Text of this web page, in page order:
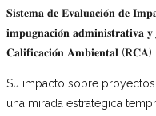
𝐒𝐢𝐬𝐭𝐞𝐦𝐚 𝐝𝐞 𝐄𝐯𝐚𝐥𝐮𝐚𝐜𝐢𝐨́𝐧 𝐝𝐞
𝐢𝐦𝐩𝐮𝐠𝐧𝐚𝐜𝐢𝐨́𝐧 𝐚𝐝𝐦𝐢𝐧𝐢𝐬𝐭𝐫𝐚𝐭𝐢𝐯𝐚 𝐲
𝐂𝐚𝐥𝐢𝐟𝐢𝐜𝐚𝐜𝐢𝐨́𝐧 𝐀𝐦𝐛𝐢𝐞𝐧𝐭𝐚𝐥 (𝐑𝐂𝐀).
Su impacto sobre
una mirada estratégica